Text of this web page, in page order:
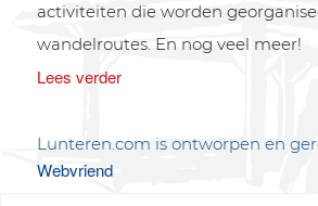
activiteiten die worden
wandelroutes. En nog veel meer!
Lees verder
Lunteren.com is ontworpen en
Webvriend